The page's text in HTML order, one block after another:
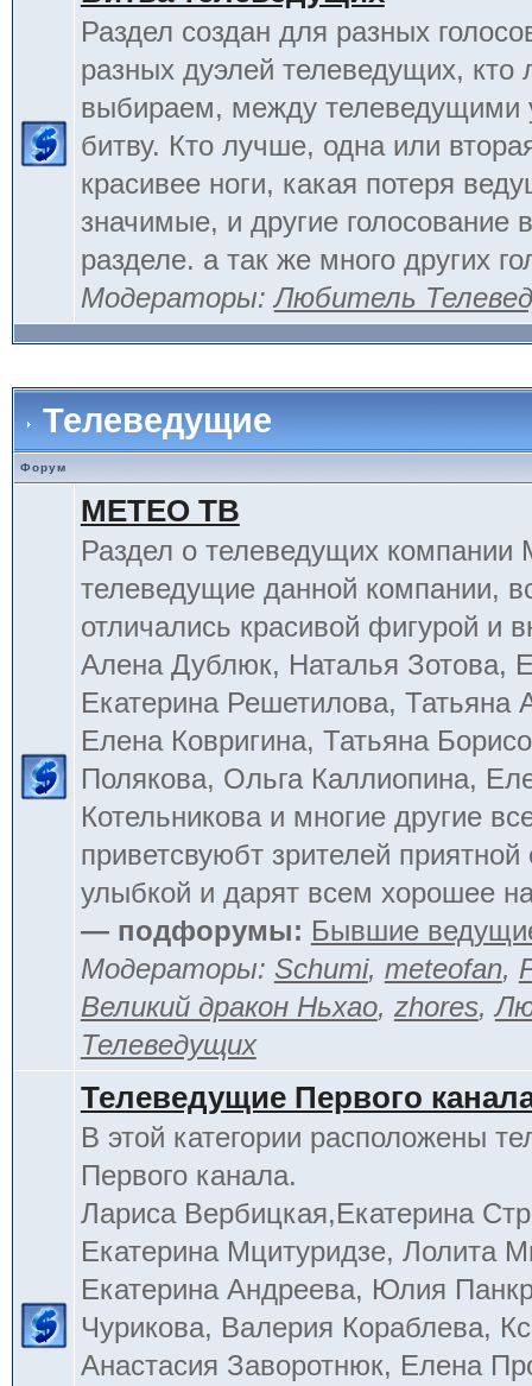
Раздел создан для разных
разных дуэлей телеведущих, кто
выбираем, между телеведущими
битву. Кто лучше, одна или
красивее ноги, какая потеря
значимые, и другие голосование
разделе. а так же много других
Модераторы:Любитель
Телеведущие
Форум
МЕТЕО ТВ
Раздел о телеведущих
телеведущие данной компании,
отличались красивой фигурой и
Алена Дублюк, Наталья Зотова,
Екатерина Решетилова, Татьяна
Елена Ковригина, Татьяна
Полякова, Ольга Каллиопина,
Котельникова и многие другие
приветсвуюбт зрителей приятной
улыбкой и дарят всем хорошее
— подфорумы: Бывшие
Модераторы: Schumi, meteofan,
Великий дракон Ньхао, zhores,
Телеведущих
Телеведущие Первого
В этой категории расположены
Первого канала.
Лариса Вербицкая,Екатерина
Екатерина Мцитуридзе, Лолита
Екатерина Андреева, Юлия
Чурикова, Валерия Кораблева,
Анастасия Заворотнюк, Елена